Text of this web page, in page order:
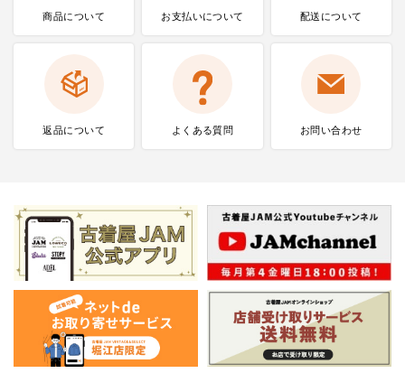
商品について お支払いについて 配送について
返品について よくある質問 お問い合わせ